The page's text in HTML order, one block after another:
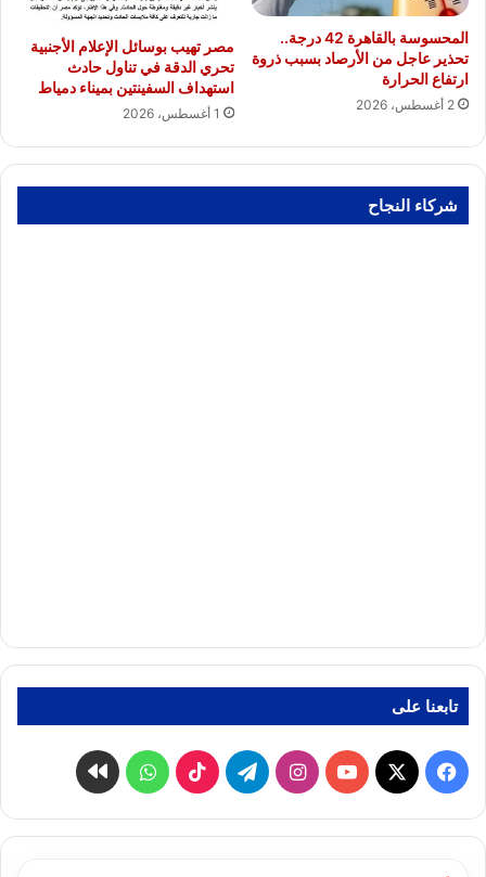
المحسوسة بالقاهرة 42 درجة..
تحذير عاجل من الأرصاد بسبب ذروة
ارتفاع الحرارة
2 أغسطس، 2026
مصر تهيب بوسائل الإعلام الأجنبية
تحري الدقة في تناول حادث
استهداف السفينتين بميناء دمياط
1 أغسطس، 2026
شركاء النجاح
تابعنا على
فيسبوك
‫X
‫YouTubeانستقرامتيلقرام ‫TikTokواتسابكواى